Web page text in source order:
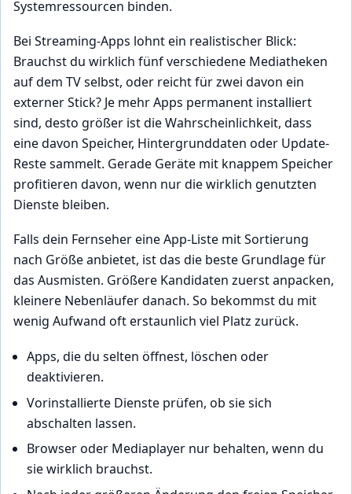
Systemressourcen binden.
Bei Streaming-Apps lohnt ein realistischer Blick:
Brauchst du wirklich fünf verschiedene Mediatheken
auf dem TV selbst, oder reicht für zwei davon ein
externer Stick? Je mehr Apps permanent installiert
sind, desto größer ist die Wahrscheinlichkeit, dass
eine davon Speicher, Hintergrunddaten oder Update-
Reste sammelt. Gerade Geräte mit knappem Speicher
profitieren davon, wenn nur die wirklich genutzten
Dienste bleiben.
Falls dein Fernseher eine App-Liste mit Sortierung
nach Größe anbietet, ist das die beste Grundlage für
das Ausmisten. Größere Kandidaten zuerst anpacken,
kleinere Nebenläufer danach. So bekommst du mit
wenig Aufwand oft erstaunlich viel Platz zurück.
Apps, die du selten öffnest, löschen oder
deaktivieren.
Vorinstallierte Dienste prüfen, ob sie sich
abschalten lassen.
Browser oder Mediaplayer nur behalten, wenn du
sie wirklich brauchst.